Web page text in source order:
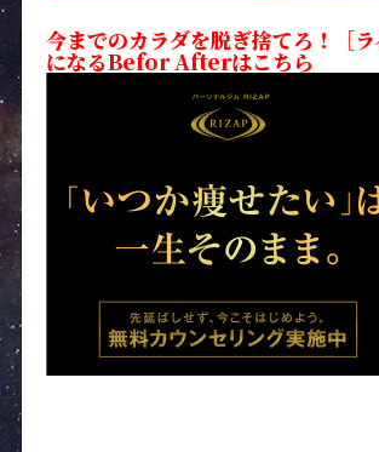
今までのカラダを脱ぎ捨てろ！［
になるBefor Afterはこちら